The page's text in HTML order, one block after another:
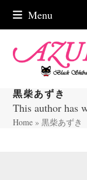
Menu
黒柴あずき
This author has
Home »黒柴あずき